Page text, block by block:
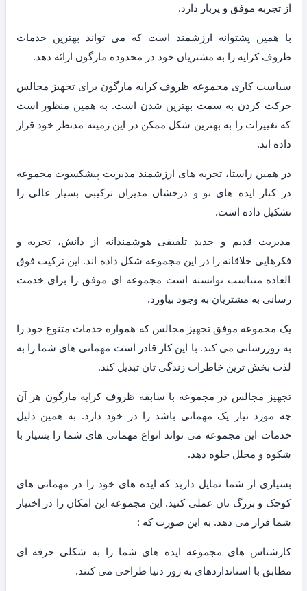
از تجربه موفق و پربار دارد.
با همین پشتوانه ارزشمند است که می تواند بهترین خدمات
ظروف کرایه را به مشتریان خود در محدوده مارگون ارائه دهد.
سیاست کاری مجموعه ظروف کرایه مارگون برای تجهیز مجالس
حرکت کردن به سمت بهترین شدن است. به همین منظور است
که تغییرات را به بهترین شکل ممکن در این زمینه مدنظر خود قرار
داده اند.
در همین راستا، تجربه های ارزشمند مدیریت پیشکسوت مجموعه
در کنار ایده های نو و درخشان مدیران ترکیبی بسیار عالی را
تشکیل داده است.
مدیریت قدیم و جدید تلفیقی هوشمندانه از دانش، تجربه و
فکرهایی خلاقانه را در این مجموعه شکل داده اند. این ترکیب فوق
العاده متناسب توانسته است مجموعه ای موفق را برای خدمت
رسانی به مشتریان به وجود بیاورد.
یک مجموعه موفق تجهیز مجالس که همواره خدمات متنوع خود را
به روزرسانی می کند. با این کار قادر است مهمانی های شما را به
لذت بخش ترین خاطرات زندگی تان تبدیل کند.
تجهیز مجالس در مجموعه با سابقه ظروف کرایه مارگون هر آن
چه مورد نیاز یک مهمانی باشد را در خود دارد. به همین دلیل
خدمات این مجموعه می تواند انواع مهمانی های شما را بسیار با
شکوه و مجلل جلوه دهد.
بسیاری از شما تمایل دارید که ایده های خود را در مهمانی های
کوچک و بزرگ تان عملی کنید. این مجموعه این امکان را در اختیار
شما قرار می دهد. به این صورت که :
کارشناس های مجموعه ایده های شما را به شکلی حرفه ای
مطابق با استانداردهای به روز دنیا طراحی می کنند.